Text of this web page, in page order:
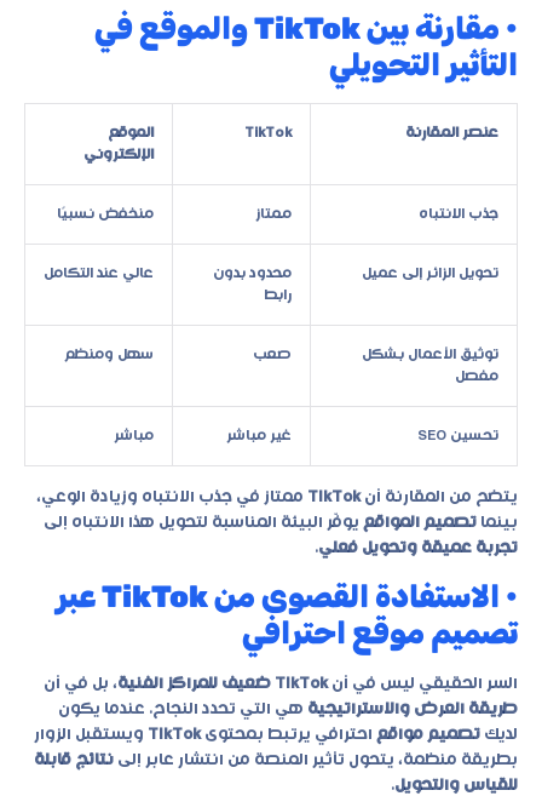
• مقارنة بين TikTok والموقع في
التأثير التحويلي
عنصر المقارنة TikTok
الموقع
الإلكتروني
جذب الانتباه ممتاز منخفض نسبيًا
تحويل الزائر إلى عميل
محدود بدون
رابط
عالي عند التكامل
توثيق الأعمال بشكل
مفصل
صعب سهل ومنظم
تحسين SEO غير مباشر مباشر
يتضح من المقارنة أنTikTok ممتاز في جذب الانتباه وزيادة الوعي،
بينما تصميم المواقع يوفّر البيئة المناسبة لتحويل هذا الانتباه إلى
تجربة عميقة وتحويل فعلي.
• الاستفادة القصوى من TikTok عبر
تصميم موقع احترافي
السر الحقيقي ليس في أنTikTok ضعيف للمراكز الفنية
، بل في أن
طريقة العرض والاستراتيجية هي التي تحدد النجاح. عندما يكون
لديك تصميم مواقع احترافي يرتبط بمحتوىTikTok ويستقبل الزوار
بطريقة منظمة، يتحول تأثير المنصة من انتشار عابر إلى نتائج قابلة
للقياس والتحويل.